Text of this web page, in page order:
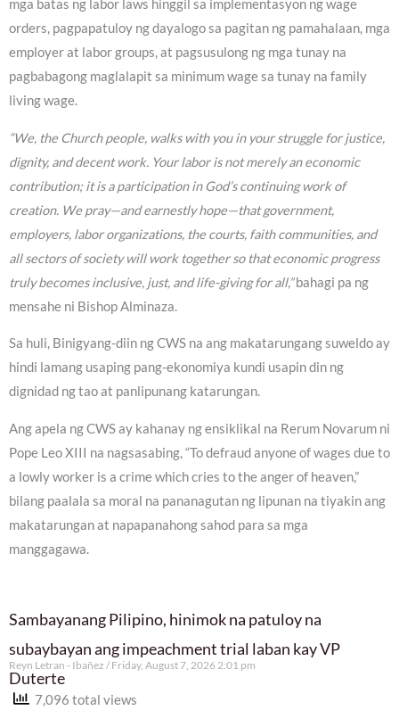
mga batas ng labor laws hinggil sa implementasyon ng wage
orders, pagpapatuloy ng dayalogo sa pagitan ng pamahalaan, mga
employer at labor groups, at pagsusulong ng mga tunay na
pagbabagong maglalapit sa minimum wage sa tunay na family
living wage.
“We, the Church people, walks with you in your struggle for justice,
dignity, and decent work. Your labor is not merely an economic
contribution; it is a participation in God’s continuing work of
creation. We pray—and earnestly hope—that government,
employers, labor organizations, the courts, faith communities, and
all sectors of society will work together so that economic progress
truly becomes inclusive, just, and life-giving for all,”bahagi pa ng
mensahe ni Bishop Alminaza.
Sa huli, Binigyang-diin ng CWS na ang makatarungang suweldo ay
hindi lamang usaping pang-ekonomiya kundi usapin din ng
dignidad ng tao at panlipunang katarungan.
Ang apela ng CWS ay kahanay ng ensiklikal na Rerum Novarum ni
Pope Leo XIII na nagsasabing, “To defraud anyone of wages due to
a lowly worker is a crime which cries to the anger of heaven,”
bilang paalala sa moral na pananagutan ng lipunan na tiyakin ang
makatarungan at napapanahong sahod para sa mga
manggagawa.
Sambayanang Pilipino, hinimok na patuloy na
subaybayan ang impeachment trial laban kay VP
Duterte
Reyn Letran - Ibañez Friday, August 7, 2026 2:01 pm
7,096 total views